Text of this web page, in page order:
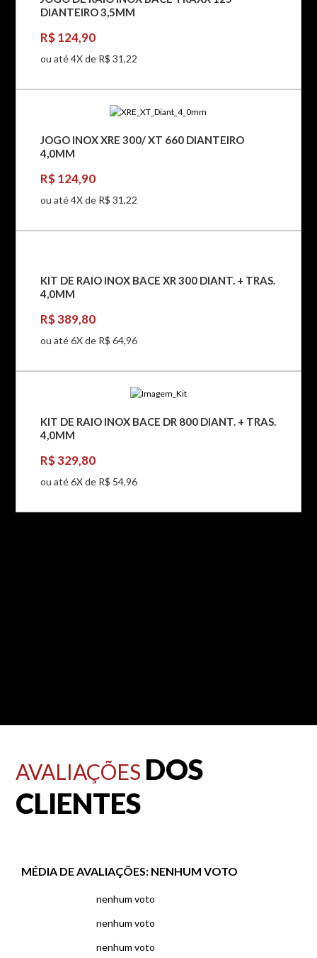
DIANTEIRO 3,5MM
R$ 124,90
ou até 4X de R$ 31,22
JOGO INOX XRE 300/ XT 660 DIANTEIRO
4,0MM
R$ 124,90
ou até 4X de R$ 31,22
KIT DE RAIO INOX BACE XR 300 DIANT. + TRAS.
4,0MM
R$ 389,80
ou até 6X de R$ 64,96
KIT DE RAIO INOX BACE DR 800 DIANT. + TRAS.
4,0MM
R$ 329,80
ou até 6X de R$ 54,96
AVALIAÇÕES DOS
CLIENTES
MÉDIA DE AVALIAÇÕES: NENHUM VOTO
nenhum voto
nenhum voto
nenhum voto